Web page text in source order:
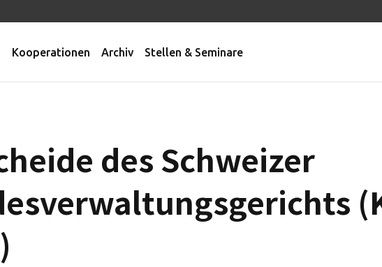
Kooperationen Archiv Stellen & Seminare
des Schweizer